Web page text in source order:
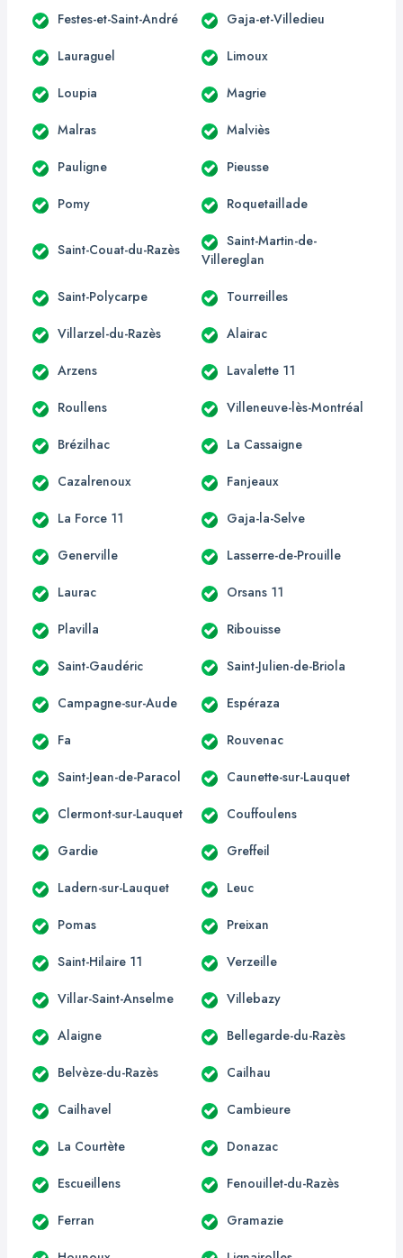
Festes-et-Saint-André Gaja-et-Villedieu
Lauraguel Limoux
Loupia Magrie
Malras Malviès
Pauligne Pieusse
Pomy Roquetaillade
Saint-Couat-du-Razès
Saint-Martin-de-
Villereglan
Saint-Polycarpe Tourreilles
Villarzel-du-Razès Alairac
Arzens Lavalette 11
Roullens Villeneuve-lès-Montréal
Brézilhac La Cassaigne
Cazalrenoux Fanjeaux
La Force 11 Gaja-la-Selve
Generville Lasserre-de-Prouille
Laurac Orsans 11
Plavilla Ribouisse
Saint-Gaudéric Saint-Julien-de-Briola
Campagne-sur-Aude Espéraza
Fa Rouvenac
Saint-Jean-de-Paracol Caunette-sur-Lauquet
Clermont-sur-Lauquet Couffoulens
Gardie Greffeil
Ladern-sur-Lauquet Leuc
Pomas Preixan
Saint-Hilaire 11 Verzeille
Villar-Saint-Anselme Villebazy
Alaigne Bellegarde-du-Razès
Belvèze-du-Razès Cailhau
Cailhavel Cambieure
La Courtète Donazac
Escueillens Fenouillet-du-Razès
Ferran Gramazie